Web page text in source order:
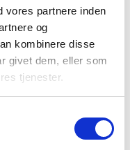
vores partnere inden
og
kombinere disse
givet dem, eller som
tjenester.
INFORMATION
beskytter mod
Med en vægt på kun